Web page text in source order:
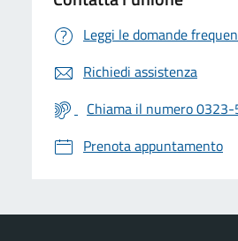
Leggi le domande
Richiedi assistenza
Chiama il numero
Prenota appuntamento